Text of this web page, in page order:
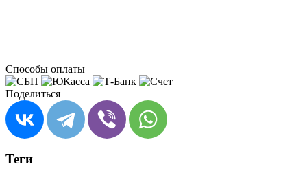
Способы оплаты
Поделиться
Теги